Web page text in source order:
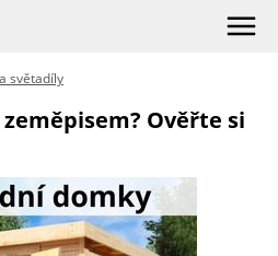
světadíly
Ověřte si